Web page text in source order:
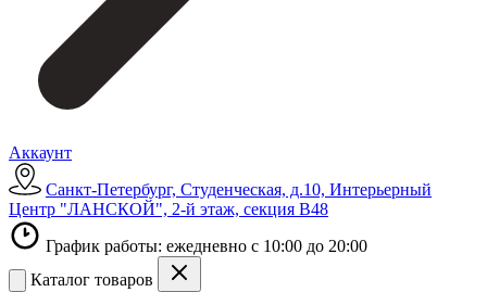
Аккаунт
Санкт-Петербург, Студенческая, д.10, Интерьерный
Центр "ЛАНСКОЙ", 2-й этаж, секция В48
График работы: ежедневно с 10:00 до 20:00
Каталог товаров